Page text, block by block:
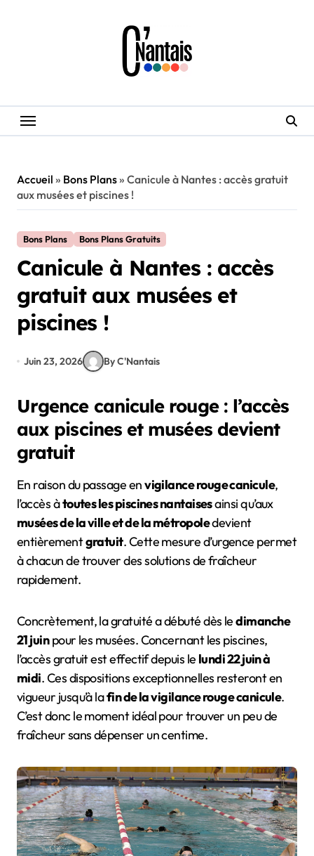
Accueil » Bons Plans» Canicule à Nantes : accès gratuit
aux musées et piscines !
Bons Plans Bons Plans Gratuits
Canicule à Nantes : accès
gratuit aux musées et
piscines !
Juin 23, 2026 By C'Nantais
Urgence canicule rouge : l’accès
aux piscines et musées devient
gratuit
En raison du passage envigilance rouge canicule,
l’accès àtoutes les piscines nantaisesainsi qu’aux
musées de la ville et de la métropoledevient
entièrementgratuit. Cette mesure d’urgence permet
à chacun de trouver des solutions de fraîcheur
rapidement.
Concrètement, la gratuité a débuté dès ledimanche
21 juinpour les musées. Concernant les piscines,
l’accès gratuit est effectif depuis le lundi 22 juin à
midi. Ces dispositions exceptionnelles resteront en
vigueur jusqu’à lafin de la vigilance rouge canicule.
C’est donc le moment idéal pour trouver un peu de
fraîcheur sans dépenser un centime.